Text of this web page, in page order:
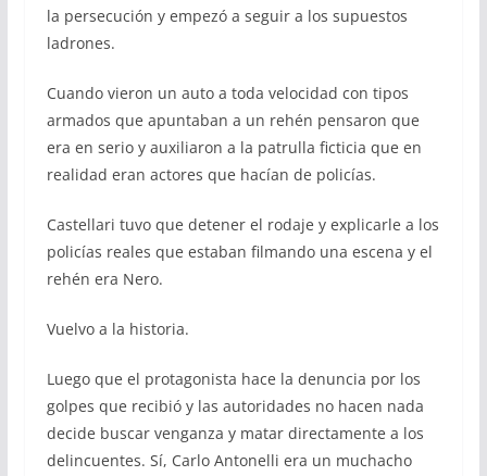
la persecución y empezó a seguir a los supuestos
ladrones.
Cuando vieron un auto a toda velocidad con tipos
armados que apuntaban a un rehén pensaron que
era en serio y auxiliaron a la patrulla ficticia que en
realidad eran actores que hacían de policías.
Castellari tuvo que detener el rodaje y explicarle a los
policías reales que estaban filmando una escena y el
rehén era Nero.
Vuelvo a la historia.
Luego que el protagonista hace la denuncia por los
golpes que recibió y las autoridades no hacen nada
decide buscar venganza y matar directamente a los
delincuentes. Sí, Carlo Antonelli era un muchacho